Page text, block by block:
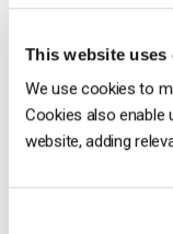
This website uses
We use cookies to
Cookies also enable
website, adding
elegir un tema para
concreto y
responda a las
el tema, empieza a
esquema general